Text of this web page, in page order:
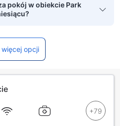
pokój w obiekcie Park
więcej opcji